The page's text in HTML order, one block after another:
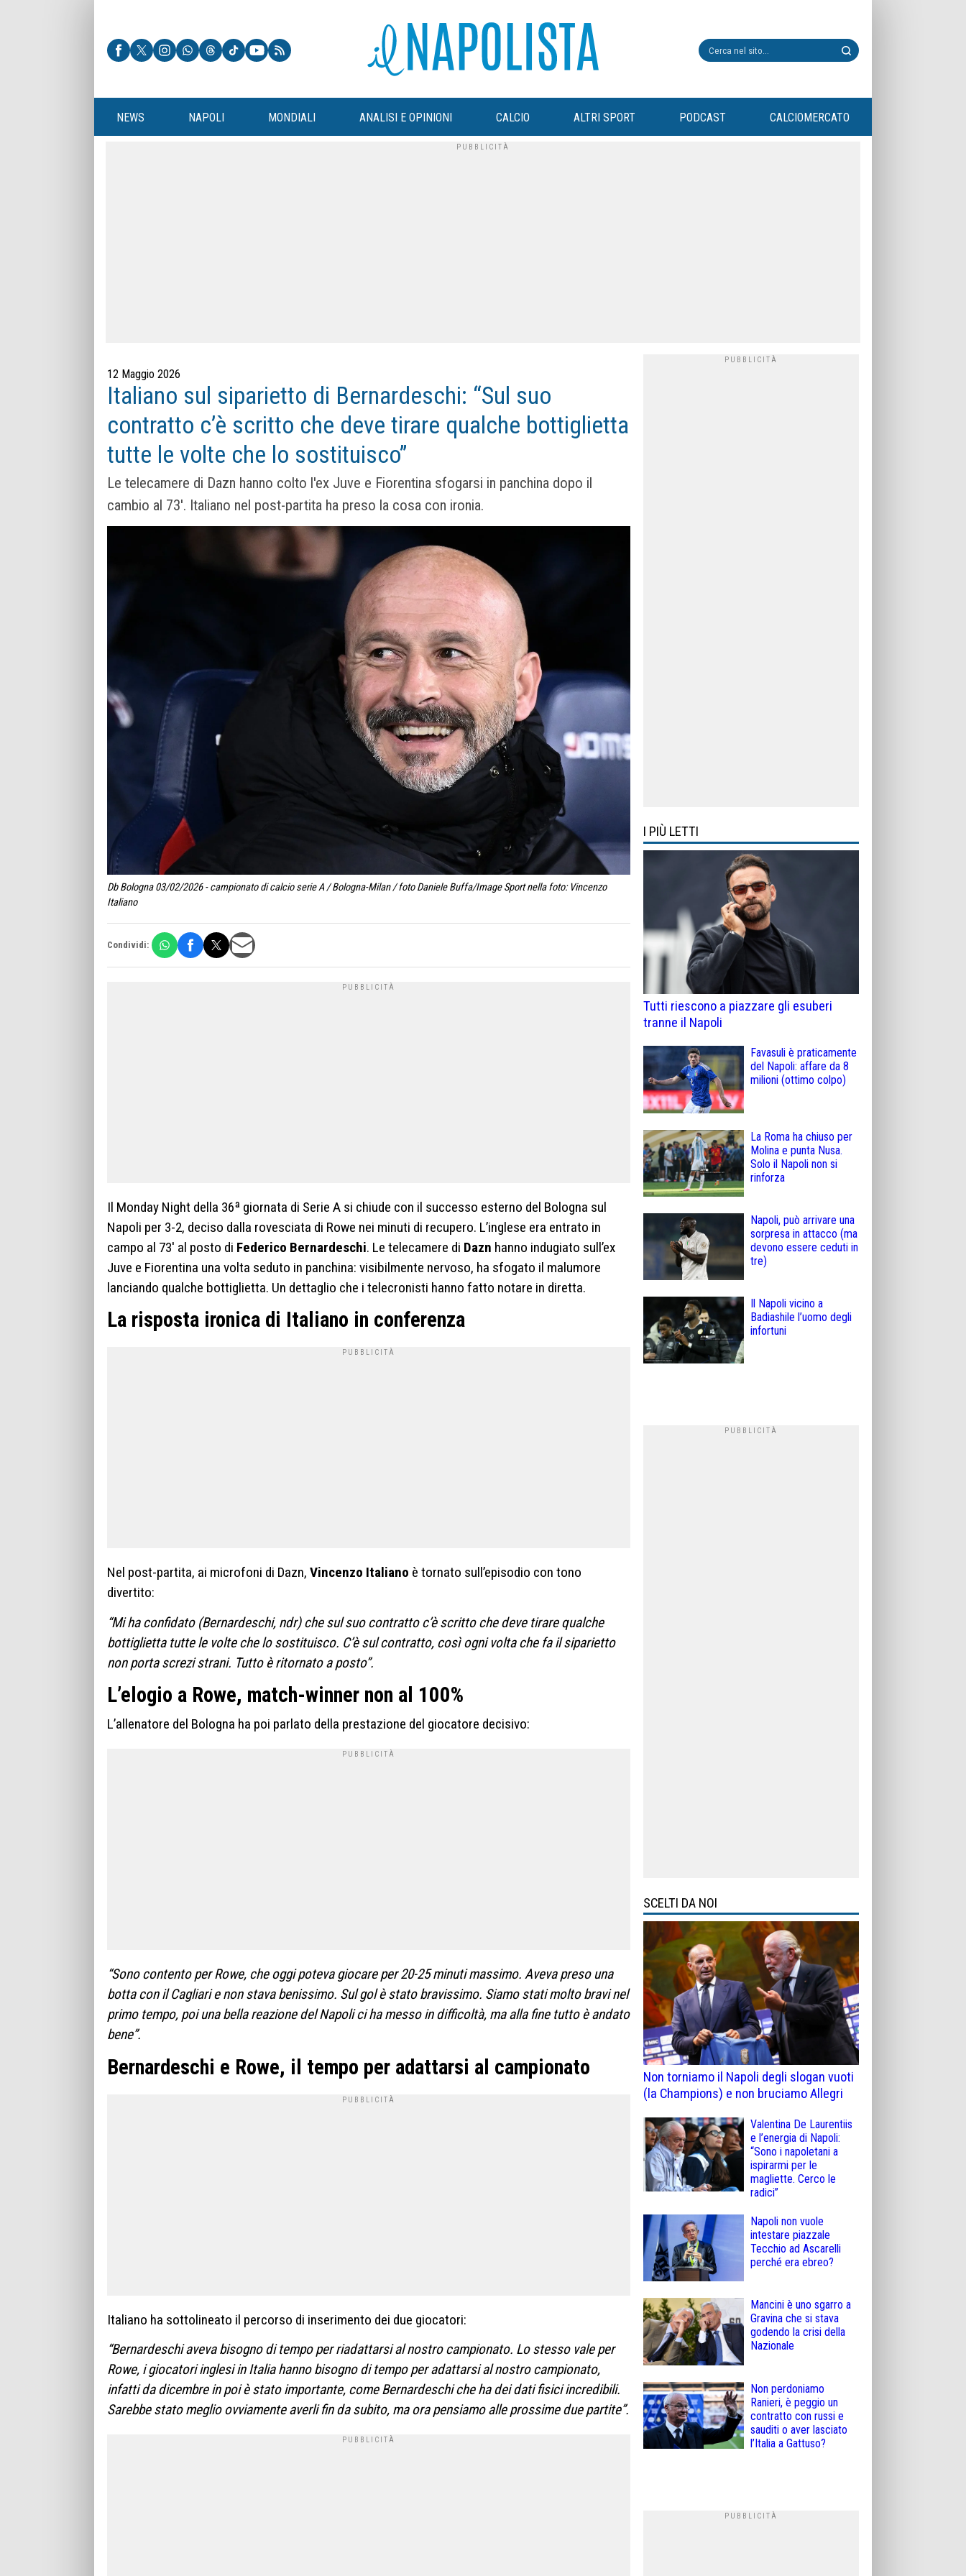
NEWS NAPOLI MONDIALI ANALISI E OPINIONI CALCIO ALTRI SPORT PODCAST CALCIOMERCATO
12 Maggio 2026
Italiano sul siparietto di Bernardeschi: “Sul suo
contratto c’è scritto che deve tirare qualche bottiglietta
tutte le volte che lo sostituisco”
Le telecamere di Dazn hanno colto l'ex Juve e Fiorentina sfogarsi in panchina dopo il
cambio al 73'. Italiano nel post-partita ha preso la cosa con ironia.
Db Bologna 03/02/2026 - campionato di calcio serie A / Bologna-Milan / foto Daniele Buffa/Image Sport nella foto: Vincenzo
Italiano
Condividi:
Il Monday Night della 36ª giornata di Serie A si chiude con il successo esterno del Bologna sul
Napoli per 3-2, deciso dalla rovesciata di Rowe nei minuti di recupero. L’inglese era entrato in
campo al 73′ al posto di Federico Bernardeschi. Le telecamere di Dazn hanno indugiato sull’ex
Juve e Fiorentina una volta seduto in panchina: visibilmente nervoso, ha sfogato il malumore
lanciando qualche bottiglietta. Un dettaglio che i telecronisti hanno fatto notare in diretta.
La risposta ironica di Italiano in conferenza
Nel post-partita, ai microfoni di Dazn, Vincenzo Italiano è tornato sull’episodio con tono
divertito:
“Mi ha confidato (Bernardeschi, ndr) che sul suo contratto c’è scritto che deve tirare qualche
bottiglietta tutte le volte che lo sostituisco. C’è sul contratto, così ogni volta che fa il siparietto
non porta screzi strani. Tutto è ritornato a posto”.
L’elogio a Rowe, match-winner non al 100%
L’allenatore del Bologna ha poi parlato della prestazione del giocatore decisivo:
“Sono contento per Rowe, che oggi poteva giocare per 20-25 minuti massimo. Aveva preso una
botta con il Cagliari e non stava benissimo. Sul gol è stato bravissimo. Siamo stati molto bravi nel
primo tempo, poi una bella reazione del Napoli ci ha messo in difficoltà, ma alla fine tutto è andato
bene”.
Bernardeschi e Rowe, il tempo per adattarsi al campionato
Italiano ha sottolineato il percorso di inserimento dei due giocatori:
“Bernardeschi aveva bisogno di tempo per riadattarsi al nostro campionato. Lo stesso vale per
Rowe, i giocatori inglesi in Italia hanno bisogno di tempo per adattarsi al nostro campionato,
infatti da dicembre in poi è stato importante, come Bernardeschi che ha dei dati fisici incredibili.
Sarebbe stato meglio ovviamente averli fin da subito, ma ora pensiamo alle prossime due partite”.
I PIÙ LETTI
Tutti riescono a piazzare gli esuberi
tranne il Napoli
Favasuli è praticamente
del Napoli: affare da 8
milioni (ottimo colpo)
La Roma ha chiuso per
Molina e punta Nusa.
Solo il Napoli non si
rinforza
Napoli, può arrivare una
sorpresa in attacco (ma
devono essere ceduti in
tre)
Il Napoli vicino a
Badiashile l’uomo degli
infortuni
SCELTI DA NOI
Non torniamo il Napoli degli slogan vuoti
(la Champions) e non bruciamo Allegri
Valentina De Laurentiis
e l’energia di Napoli:
“Sono i napoletani a
ispirarmi per le
magliette. Cerco le
radici”
Napoli non vuole
intestare piazzale
Tecchio ad Ascarelli
perché era ebreo?
Mancini è uno sgarro a
Gravina che si stava
godendo la crisi della
Nazionale
Non perdoniamo
Ranieri, è peggio un
contratto con russi e
sauditi o aver lasciato
l’Italia a Gattuso?